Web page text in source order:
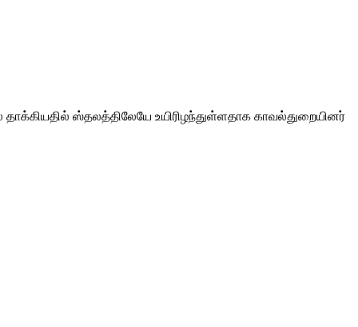
ஸ்தலத்திலேயே உயிரிழந்துள்ளதாக காவல்துறையினர்